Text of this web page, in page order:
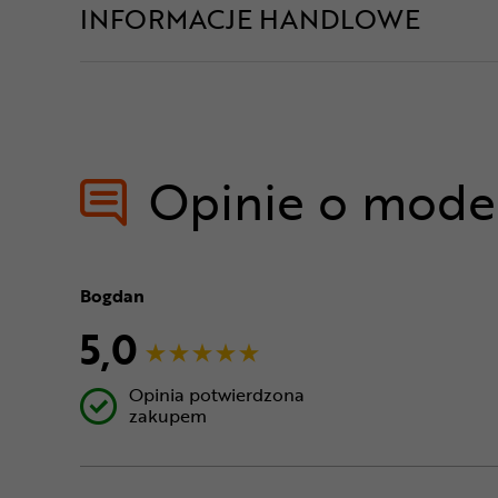
INFORMACJE HANDLOWE
Opinie o
Bogdan
5,0
Opinia potwierdzona
zakupem